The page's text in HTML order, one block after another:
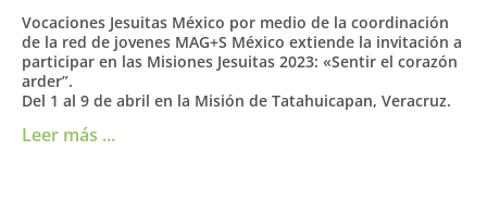
Vocaciones Jesuitas México por medio de la coordinación
de la red de jovenes MAG+S México extiende la invitación a
participar en las Misiones Jesuitas 2023: «Sentir el corazón
arder”.
Del 1 al 9 de abril en la Misión de Tatahuicapan, Veracruz.
Leer más ...